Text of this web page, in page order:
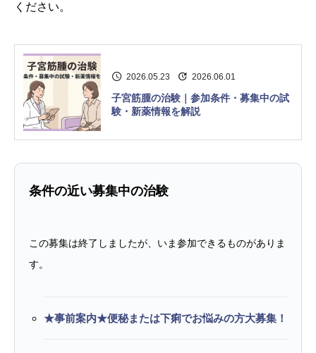
ください。
2026.05.23 2026.06.01
子宮筋腫の治験｜参加条件・募集中の試
験・新薬情報を解説
条件の近い募集中の治験
この募集は終了しましたが、いま参加できるものがありま
す。
★事前案内★便秘または下痢でお悩みの方大募集！